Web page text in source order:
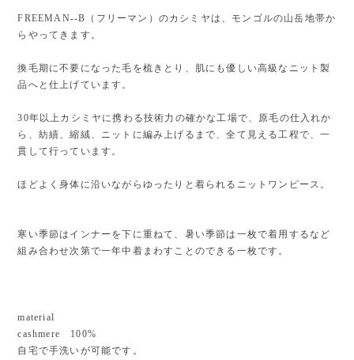
FREEMAN--B（フリーマン）のカシミヤは、モンゴルの山岳地帯か
らやってきます。
換毛期に不要になった毛を梳きとり、肌にも優しい高級なニット製
品へと仕上げています。
30年以上カシミヤに携わる技術力の確かな工場で、原毛の仕入れか
ら、紡績、縮絨、ニットに編み上げるまで、全て見える工程で、一
貫して行っています。
ほどよく身体に沿いながらゆったりと着られるニットワンピース。
寒い季節はインナーを下に重ねて、暑い季節は一枚で着用するなど
組み合わせ次第で一年中着まわすことのできる一枚です。
material
cashmere 100%
自宅で手洗いが可能です。